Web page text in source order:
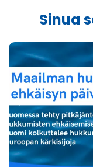
Sinua